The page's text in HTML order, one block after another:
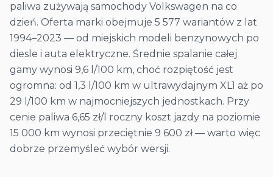
paliwa zużywają samochody Volkswagen na co
dzień. Oferta marki obejmuje 5 577 wariantów z lat
1994–2023 — od miejskich modeli benzynowych po
diesle i auta elektryczne. Średnie spalanie całej
gamy wynosi 9,6 l/100 km, choć rozpiętość jest
ogromna: od 1,3 l/100 km w ultrawydajnym XL1 aż po
29 l/100 km w najmocniejszych jednostkach. Przy
cenie paliwa 6,65 zł/l roczny koszt jazdy na poziomie
15 000 km wynosi przeciętnie 9 600 zł — warto więc
dobrze przemyśleć wybór wersji.